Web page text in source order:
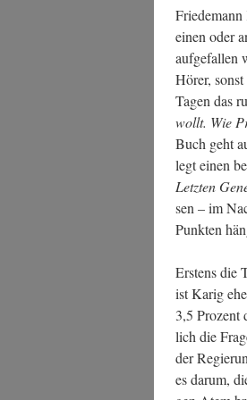
einen oder
auf­ge­fal­len
Hörer,
Tagen das
wollt. Wie
Buch geht
legt einen
Letz­ten
sen – im
Punk­ten
Ers­tens die
ist Karig
3,5 Pro­zent
lich die
der
es dar­um,